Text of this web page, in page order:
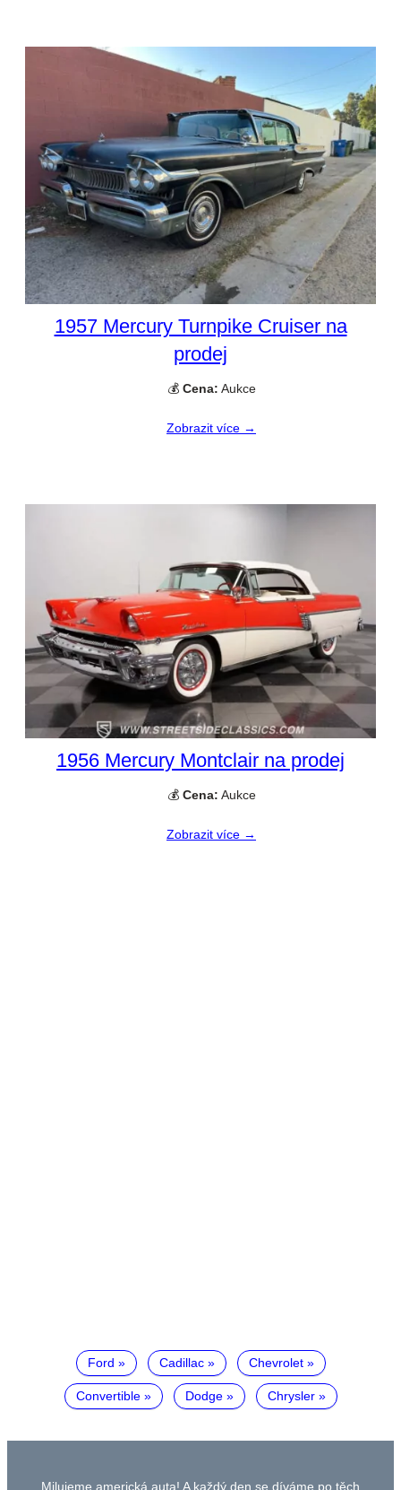
1957 Mercury Turnpike Cruiser na
prodej
💰 Cena: Aukce
Zobrazit více →
1956 Mercury Montclair na prodej
💰 Cena: Aukce
Zobrazit více →
Ford Cadillac Chevrolet
Convertible Dodge Chrysler
Milujeme americká auta! A každý den se díváme po těch